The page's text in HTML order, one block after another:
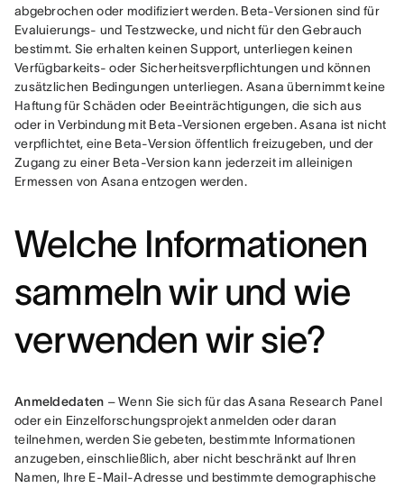
abgebrochen oder modifiziert werden. Beta-Versionen sind für
Evaluierungs- und Testzwecke, und nicht für den Gebrauch
bestimmt. Sie erhalten keinen Support, unterliegen keinen
Verfügbarkeits- oder Sicherheitsverpflichtungen und können
zusätzlichen Bedingungen unterliegen. Asana übernimmt keine
Haftung für Schäden oder Beeinträchtigungen, die sich aus
oder in Verbindung mit Beta-Versionen ergeben. Asana ist nicht
verpflichtet, eine Beta-Version öffentlich freizugeben, und der
Zugang zu einer Beta-Version kann jederzeit im alleinigen
Ermessen von Asana entzogen werden.
Welche Informationen
sammeln wir und wie
verwenden wir sie?
Anmeldedaten – Wenn Sie sich für das Asana Research Panel
oder ein Einzelforschungsprojekt anmelden oder daran
teilnehmen, werden Sie gebeten, bestimmte Informationen
anzugeben, einschließlich, aber nicht beschränkt auf Ihren
Namen, Ihre E-Mail-Adresse und bestimmte demographische